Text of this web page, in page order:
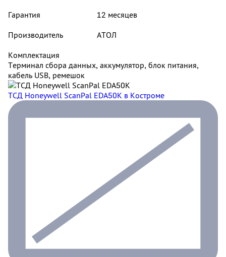
Гарантия
12 месяцев
Производитель
АТОЛ
Комплектация
Терминал сбора данных, аккумулятор, блок питания,
кабель USB, ремешок
ТСД Honeywell ScanPal EDA50K в Костроме